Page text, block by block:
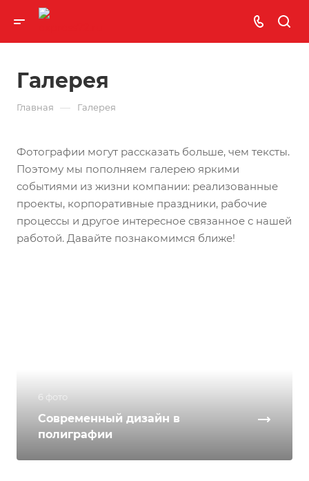
Галерея
Главная — Галерея
Фотографии могут рассказать больше, чем тексты.
Поэтому мы пополняем галерею яркими
событиями из жизни компании: реализованные
проекты, корпоративные праздники, рабочие
процессы и другое интересное связанное с нашей
работой. Давайте познакомимся ближе!
6 фото
Современный дизайн в
полиграфии